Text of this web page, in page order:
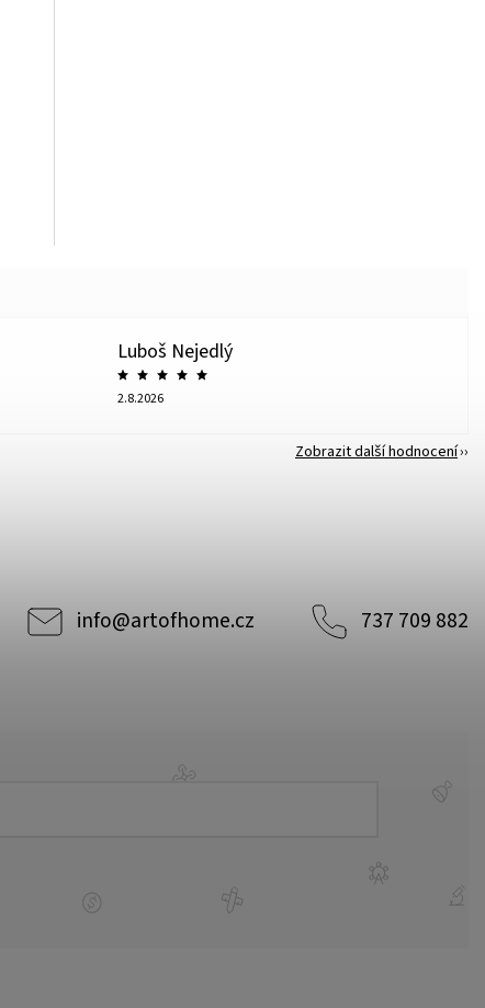
Luboš Nejedlý
2.8.2026
Zobrazit další hodnocení
info@artofhome.cz 737 709 882